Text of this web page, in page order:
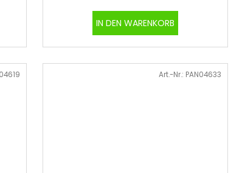
IN DEN WARENKORB
Art.-Nr.: PAN04633